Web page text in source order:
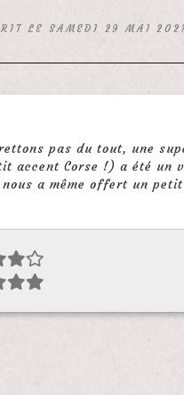
LE SAMEDI 29 MAI 2021
pas du tout, une
accent Corse !) a été un
a même offert un